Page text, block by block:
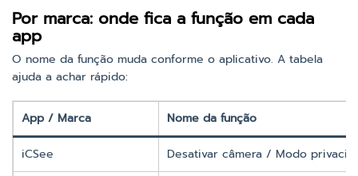
Por marca: onde fica a função em cada
app
O nome da função muda conforme o aplicativo. A tabela
ajuda a achar rápido:
App / Marca Nome da função
iCSee Desativar câmera / Modo